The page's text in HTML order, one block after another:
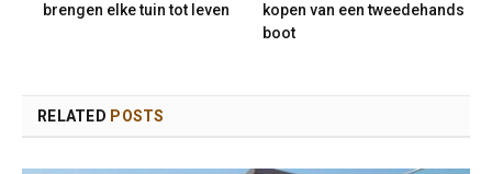
brengen elke tuin tot leven
kopen van een tweedehands
boot
RELATED POSTS